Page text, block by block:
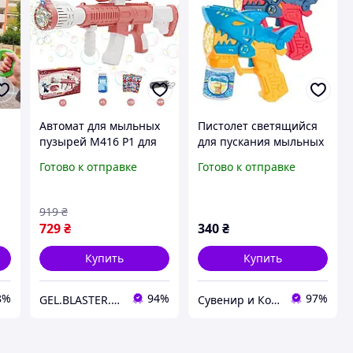
Автомат для мыльных
пузырей M416 P1 для
виде автомата с
Готово к отправке
729 ₴
919 ₴
Купить
GEL.BLASTER.MARKET 94%
Пистолет светящийся
для пускания мыльных
Готово к отправке
340₴
Купить
Сувенир и Компания 97%